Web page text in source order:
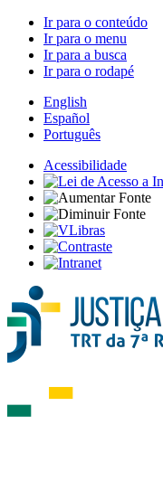
Ir para o conteúdo
Ir para o menu
Ir para a busca
Ir para o rodapé
English
Español
Português
Acessibilidade